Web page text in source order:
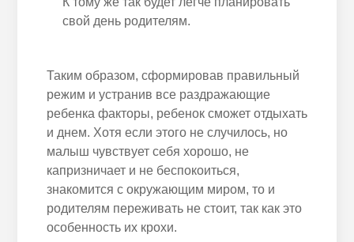
свой день родителям.
Таким образом, сформировав правильный
режим и устранив все раздражающие
ребенка факторы, ребеноксможет отдыхать
и днем. Хотя если этого не случилось, но
малыш чувствует себя хорошо, не
капризничает и не беспокоиться,
знакомится с окружающим миром, то и
родителям переживать не стоит, так как это
особенность их крохи.